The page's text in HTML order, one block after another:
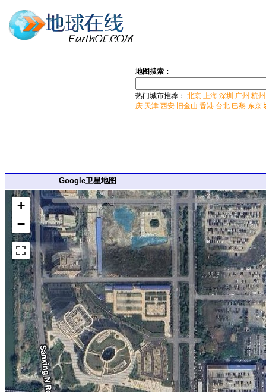
地图搜索：
热门城市推荐： 北京 上海 深圳 广州 杭州
庆 天津 西安 旧金山 香港 台北 巴黎 东京
Google卫星地图
+
−